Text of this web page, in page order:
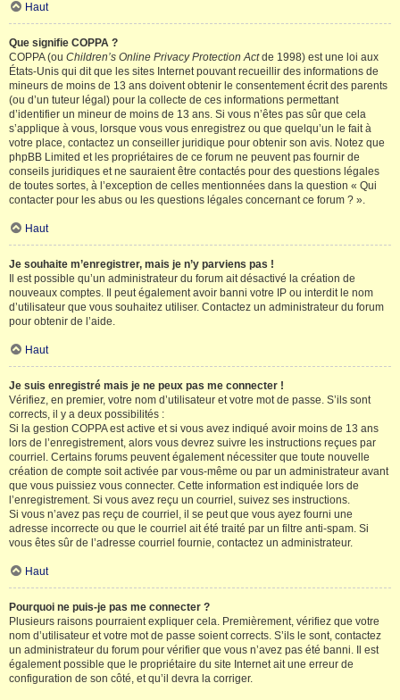
Haut
Que signifie COPPA ?
COPPA (ou Children’s Online Privacy Protection Actde 1998) est une loi aux
États-Unis qui dit que les sites Internet pouvant recueillir des informations de
mineurs de moins de 13 ans doivent obtenir le consentement écrit des parents
(ou d’un tuteur légal) pour la collecte de ces informations permettant
d’identifier un mineur de moins de 13 ans. Si vous n’êtes pas sûr que cela
s’applique à vous, lorsque vous vous enregistrez ou que quelqu’un le fait à
votre place, contactez un conseiller juridique pour obtenir son avis. Notez que
phpBB Limited et les propriétaires de ce forum ne peuvent pas fournir de
conseils juridiques et ne sauraient être contactés pour des questions légales
de toutes sortes, à l’exception de celles mentionnées dans la question « Qui
contacter pour les abus ou les questions légales concernant ce forum ? ».
Haut
Je souhaite m’enregistrer, mais je n’y parviens pas !
Il est possible qu’un administrateur du forum ait désactivé la création de
nouveaux comptes. Il peut également avoir banni votre IP ou interdit le nom
d’utilisateur que vous souhaitez utiliser. Contactez un administrateur du forum
pour obtenir de l’aide.
Haut
Je suis enregistré mais je ne peux pas me connecter !
Vérifiez, en premier, votre nom d’utilisateur et votre mot de passe. S’ils sont
corrects, il y a deux possibilités :
Si la gestion COPPA est active et si vous avez indiqué avoir moins de 13 ans
lors de l’enregistrement, alors vous devrez suivre les instructions reçues par
courriel. Certains forums peuvent également nécessiter que toute nouvelle
création de compte soit activée par vous-même ou par un administrateur avant
que vous puissiez vous connecter. Cette information est indiquée lors de
l’enregistrement. Si vous avez reçu un courriel, suivez ses instructions.
Si vous n’avez pas reçu de courriel, il se peut que vous ayez fourni une
adresse incorrecte ou que le courriel ait été traité par un filtre anti-spam. Si
vous êtes sûr de l’adresse courriel fournie, contactez un administrateur.
Haut
Pourquoi ne puis-je pas me connecter ?
Plusieurs raisons pourraient expliquer cela. Premièrement, vérifiez que votre
nom d’utilisateur et votre mot de passe soient corrects. S’ils le sont, contactez
un administrateur du forum pour vérifier que vous n’avez pas été banni. Il est
également possible que le propriétaire du site Internet ait une erreur de
configuration de son côté, et qu’il devra la corriger.